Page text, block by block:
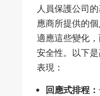
人員保護公司
應商所提供的
適應這些變化
安全性。以下
表現：
回應式排程：